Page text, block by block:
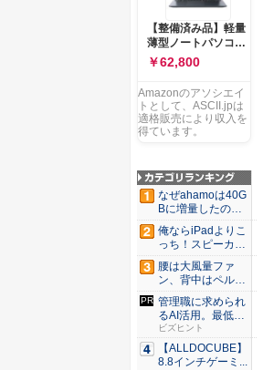
Personal (24か月版)
搭載 Windows 11 重
量1.7kg Wi-Fi 6E ク
ワイエットブルー
M1502NAQ-
【整備済み品】軽量
薄型ノートパソコン
dynabook G83 ■
13.3型
FHD(1920x1080) -
高性能第11世代Core
i5-1135G7 - メモリ
16GB - SSD 256GB
USB Type-C - MS
Office 2021 - Win11
搭載
￥62,800
Amazonのアソシエイ
トとして、ASCII.jpは
適格販売により収入を
得ています。
なぜahamoは40G
Bに増量したの
か ...
俺ならiPadよりこ
っち！スピーカー
9個...
腰は大風量ファ
ン、背中はペルチ
ェ冷却。ダ...
管理職に求められ
るAI活用。最低限
やるべ...
ビズヒント
【ALLDOCUBE】
8.8インチゲーミ...